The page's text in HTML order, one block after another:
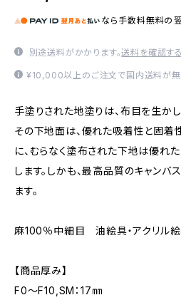
なら 手数料無料の
別途送料がかかります。送料を確認する
¥10,000以上のご注文で国内送料が無
手塗りされた地塗りは、布目を生か
その下地面は、優れた吸着性と固着
に、むらなく塗布された下地は優れ
します。しかも、最高品質のキャン
ます。
麻100％中細目 油絵具・アクリル
【商品厚み】
F0～F10,SM：17㎜